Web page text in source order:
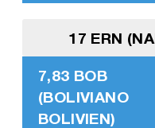
17 ERN
7,83 BOB
(BOLIVIANO
BOLIVIEN)